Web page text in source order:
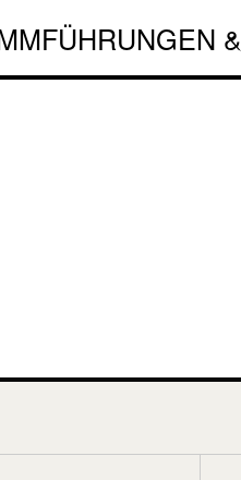
FÜHRUNGEN